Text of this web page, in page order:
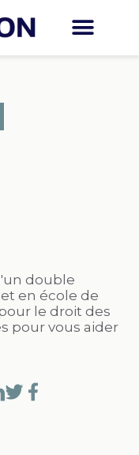
double
en école de
le droit des
pour vous aider